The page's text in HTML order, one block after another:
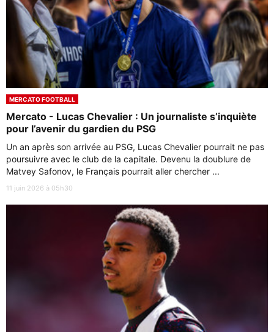
MERCATO FOOTBALL
Mercato - Lucas Chevalier : Un journaliste s’inquiète
pour l’avenir du gardien du PSG
Un an après son arrivée au PSG, Lucas Chevalier pourrait ne pas
poursuivre avec le club de la capitale. Devenu la doublure de
Matvey Safonov, le Français pourrait aller chercher ...
11 juin 2026 à 05h30